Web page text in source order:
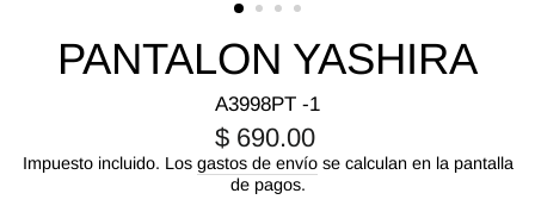
PANTALON YASHIRA
A3998PT -1
Precio
habitual
$ 690.00
Impuesto incluido. Los gastos de envíose calculan en la pantalla
de pagos.